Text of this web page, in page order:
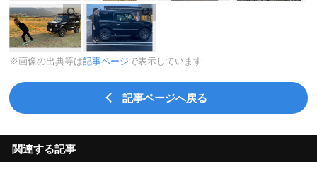
※画像の出典等は記事ページで表示しています
記事ページへ戻る
関連する記事